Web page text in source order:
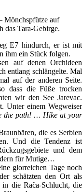
Mönchspfütze auf
das Tara-Gebirge.
E7 hindurch, er ist mit
ihm ein Stück folgen.
auf denen Orchideen
entlang schlängelte. Mal
auf der anderen Seite.
dass die Füße trocken
wir den See Jarevac.
Unter einem Wegweiser
the path! … Hike at your
die es Serbien
Und die Tendenz ist
und dem
für Mutige…
glorreichen Tage noch
schätzten den Ort als
die Rača-Schlucht, die